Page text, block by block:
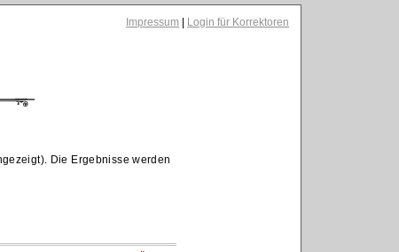
Impressum Login für Korrektoren
Die Ergebnisse werden